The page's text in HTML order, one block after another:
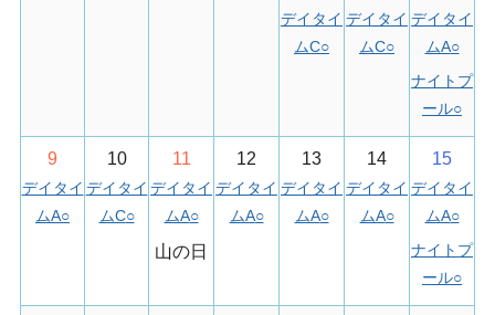
デイタイ
ムC○
デイタイ
ムC○
デイタイ
ムA○
ナイトプ
ール○
9
デイタイ
ムA○
10
デイタイ
ムC○
11
デイタイ
ムA○
山の日
12
デイタイ
ムA○
13
デイタイ
ムA○
14
デイタイ
ムA○
15
デイタイ
ムA○
ナイトプ
ール○